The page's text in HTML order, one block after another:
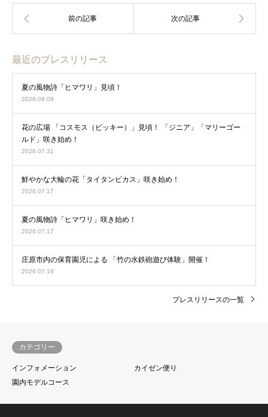
最近のプレスリリース
夏の風物詩「ヒマワリ」見頃！
2026.08.09
花の広場 「コスモス（ビッキー）」見頃！ 「ジニア」「マリーゴー
ルド」咲き始め！
2026.07.31
鮮やかな大輪の花「タイタンビカス」咲き始め！
2026.07.17
夏の風物詩「ヒマワリ」咲き始め！
2026.07.17
庄原市内の保育園児による 「竹の水鉄砲遊び体験」開催！
2026.07.16
プレスリリースの一覧
カテゴリー
インフォメーション
カイゼン便り
園内モデルコース